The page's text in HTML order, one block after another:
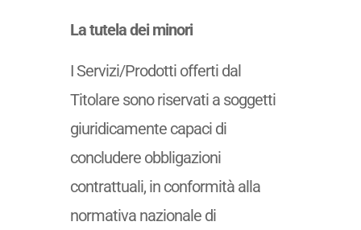
La tutela dei minori
I Servizi/Prodotti offerti dal
Titolare sono riservati a soggetti
giuridicamente capaci di
concludere obbligazioni
contrattuali, in conformità alla
normativa nazionale di